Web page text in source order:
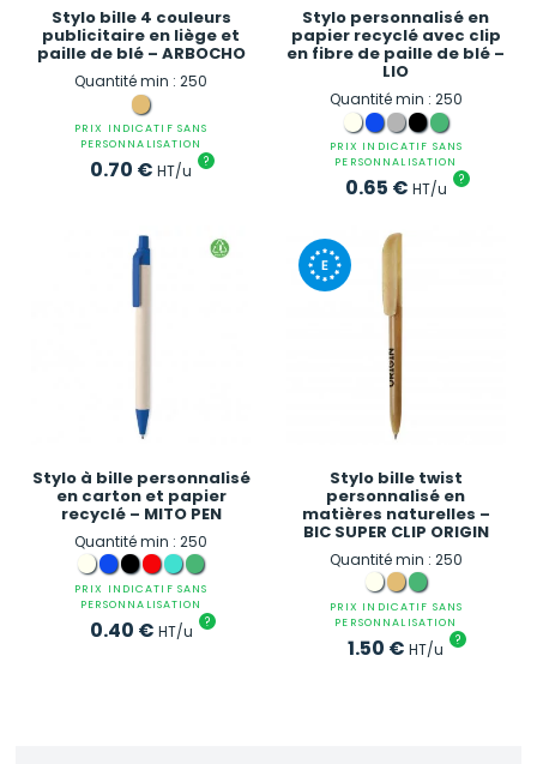
Stylo bille 4 couleurs
publicitaire en liège et
paille de blé – ARBOCHO
Quantité min : 250
PRIX INDICATIF SANS
PERSONNALISATION
0.70 € HT/u ?
Stylo personnalisé en
papier recyclé avec clip
en fibre de paille de blé –
LIO
Quantité min : 250
PRIX INDICATIF SANS
PERSONNALISATION
0.65 € HT/u ?
Stylo à bille personnalisé
en carton et papier
recyclé – MITO PEN
Quantité min : 250
PRIX INDICATIF SANS
PERSONNALISATION
0.40 € HT/u ?
Stylo bille twist
personnalisé en
matières naturelles –
BIC SUPER CLIP ORIGIN
Quantité min : 250
PRIX INDICATIF SANS
PERSONNALISATION
1.50 € HT/u ?